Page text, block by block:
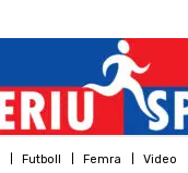
Futboll Femra Video